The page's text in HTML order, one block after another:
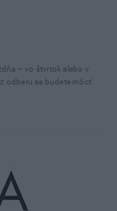
– vo štvrtok alebo v
odberu sa budete môcť